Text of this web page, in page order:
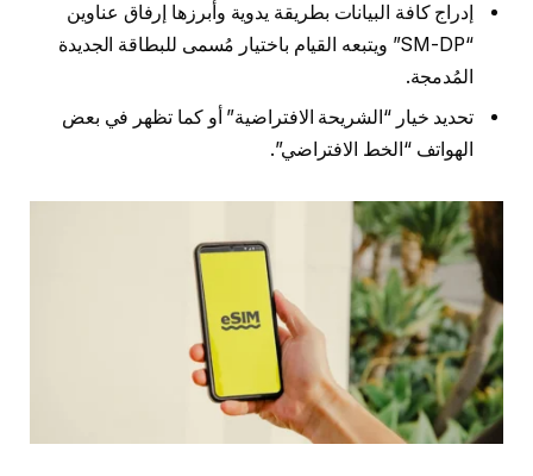
إدراج كافة البيانات بطريقة يدوية وأبرزها إرفاق عناوين
“SM-DP” ويتبعه القيام باختيار مُسمى للبطاقة الجديدة
المُدمجة.
تحديد خيار “الشريحة الافتراضية” أو كما تظهر في بعض
الهواتف “الخط الافتراضي”.